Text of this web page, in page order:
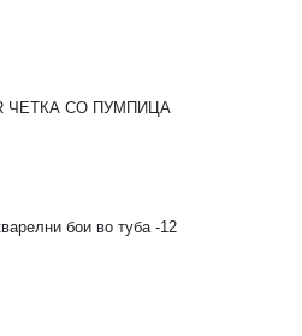
ЧЕТКА СО ПУМПИЦА
бои во туба -12